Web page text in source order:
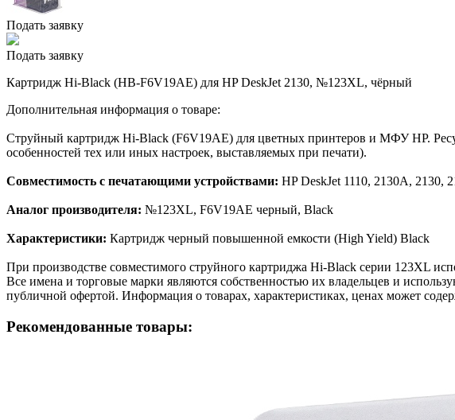
Подать заявку
Подать заявку
Картридж Hi-Black (HB-F6V19AE) для HP DeskJet 2130, №123XL, чёрный
Дополнительная информация о товаре:
Струйный картридж Hi-Black (F6V19AE) для цветных принтеров и МФУ HP.
особенностей тех или иных настроек, выставляемых при печати).
Совместимость с печатающими устройствами: HP DeskJet 1110, 2130A, 2130,
Аналог производителя: №123XL, F6V19AE черный, Black
Характеристики: Картридж черный повышенной емкости (High Yield) Black
При производстве совместимого струйного картриджа Hi-Black серии 123XL
Все имена и торговые марки являются собственностью их владельцев и
публичной офертой. Информация о товарах, характеристиках, ценах может
Рекомендованные товары: